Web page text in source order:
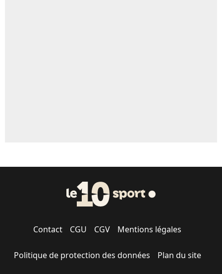
Contact CGU CGV Mentions légales
Politique de protection des données Plan du site